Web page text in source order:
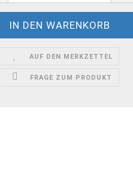
AUF DEN MERKZETTEL
FRAGE ZUM PRODUKT